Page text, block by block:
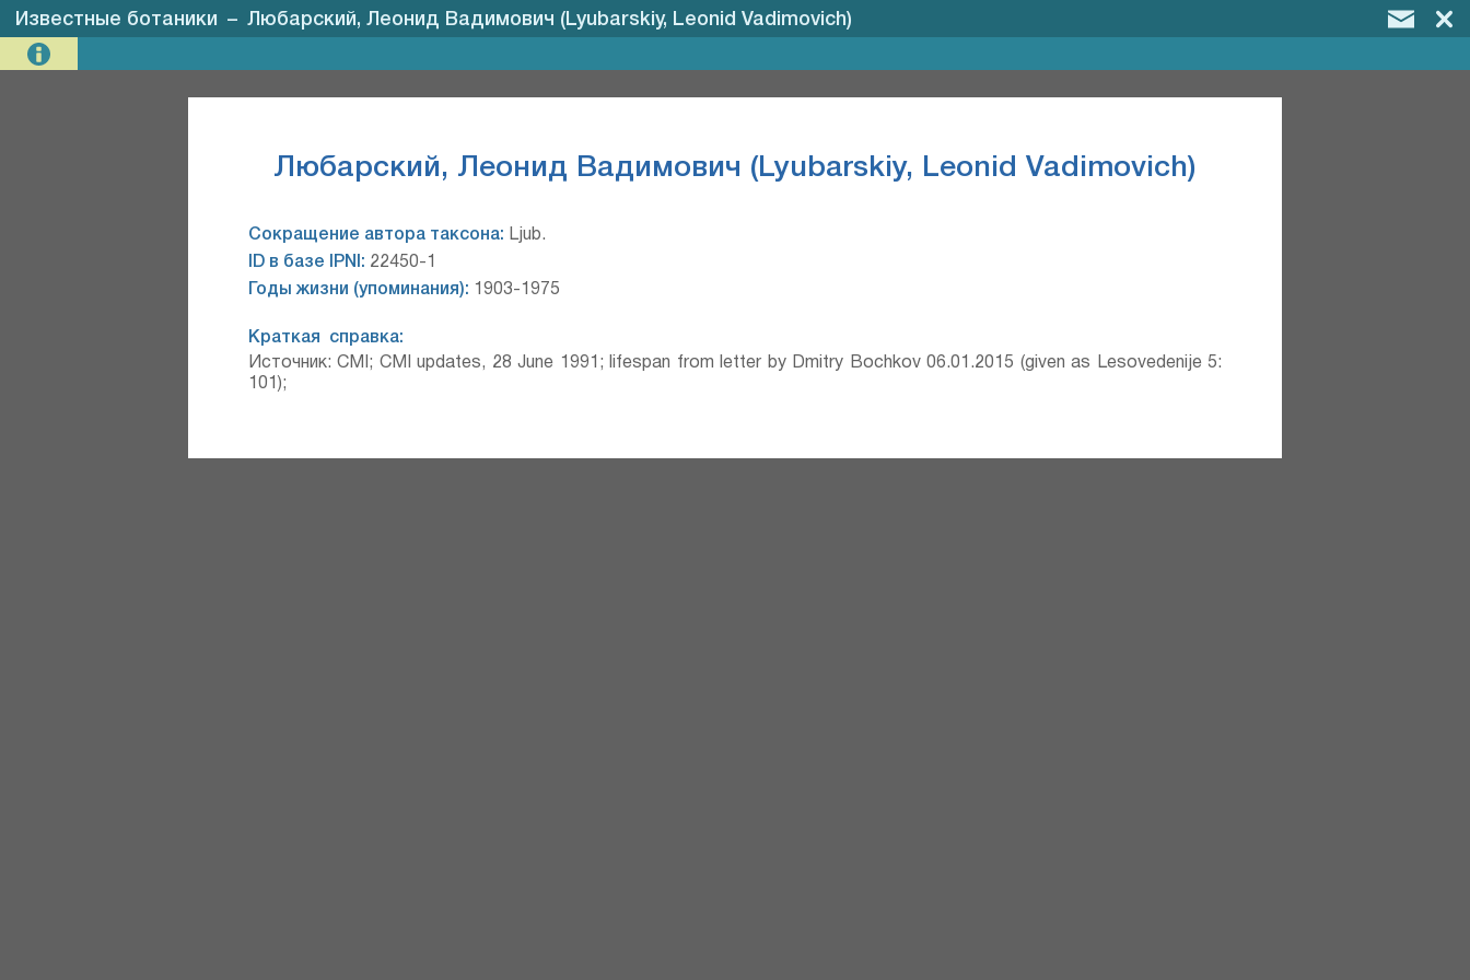
Известные ботаники – Любарский, Леонид Вадимович (Lyubarskiy, Leonid Vadimovich)
Любарский, Леонид Вадимович (Lyubarskiy, Leonid Vadimovich)
Сокращение автора таксона: Ljub.
ID в базе IPNI: 22450-1
Годы жизни (упоминания): 1903-1975
Краткая справка:
Источник: CMI; CMI updates, 28 June 1991; lifespan from letter by Dmitry Bochkov 06.01.2015 (given as Lesovedenije 5:
101);